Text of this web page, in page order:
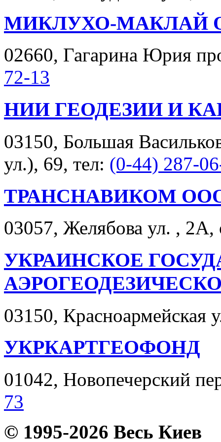
МИКЛУХО-МАКЛАЙ
02660, Гагарина Юрия
72-13
НИИ ГЕОДЕЗИИ И
03150, Большая
ул.), 69, тел: (0-44) 287-
ТРАНСНАВИКОМ
03057, Желябова ул. ,
УКРАИНСКОЕ
03150, Красноармейская
УКРКАРТГЕОФОНД
01042, Новопечерский
73
© 1995-2026 Весь Киев